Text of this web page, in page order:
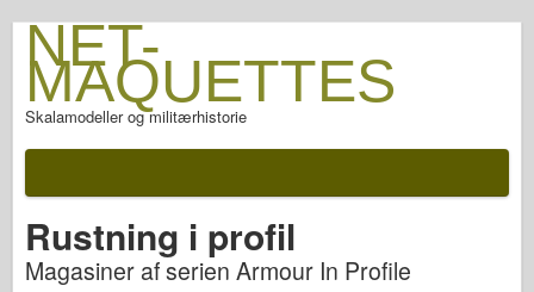
NET-
MAQUETTES
Skalamodeller og militærhistorie
Rustning i profil
Magasiner af serien Armour In Profile